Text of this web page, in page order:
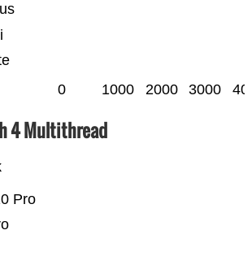
0 1000 2000 3000
4 Multithread
Pro